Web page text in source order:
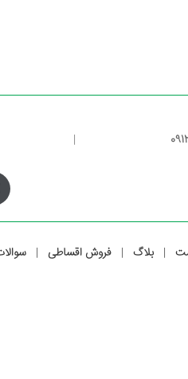
|
بلاگ فروش اقساطی